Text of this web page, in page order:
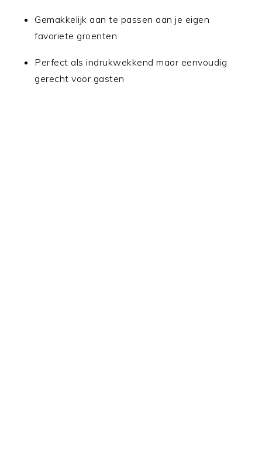
Gemakkelijk aan te passen aan je eigen
favoriete groenten
Perfect als indrukwekkend maar eenvoudig
gerecht voor gasten